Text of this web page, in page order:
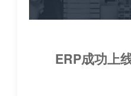
ERP成功上线